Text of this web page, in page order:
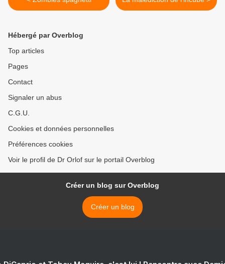
Hébergé par Overblog
Top articles
Pages
Contact
Signaler un abus
C.G.U.
Cookies et données personnelles
Préférences cookies
Voir le profil de Dr Orlof sur le portail Overblog
Créer un blog sur Overblog
Créer un blog